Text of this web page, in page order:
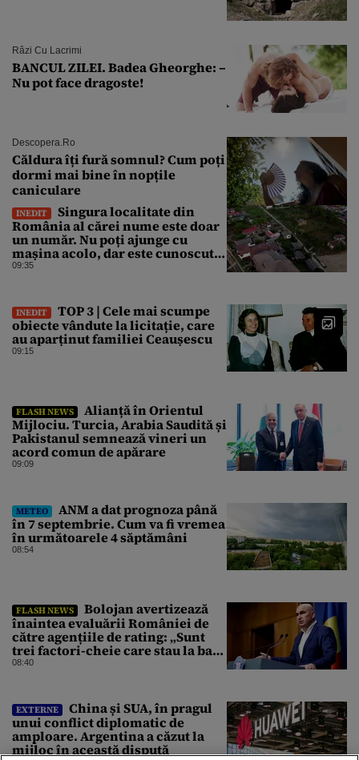
Râzi Cu Lacrimi
BANCUL ZILEI. Badea Gheorghe: –
Nu pot face dragoste!
Descopera.ro
Căldura îți fură somnul? Cum poți
dormi mai bine în nopțile
caniculare
INEDIT
Singura localitate din
România al cărei nume este doar
un număr. Nu poți ajunge cu
mașina acolo, dar este cunoscută
în lumea întreagă
09:35
INEDIT
TOP 3 | Cele mai scumpe
obiecte vândute la licitație, care
au aparținut familiei Ceaușescu
09:15
FLASH NEWS
Alianță în Orientul
Mijlociu. Turcia, Arabia Saudită și
Pakistanul semnează vineri un
acord comun de apărare
09:09
METEO
ANM a dat prognoza până
în 7 septembrie. Cum va fi vremea
în următoarele 4 săptămâni
08:54
FLASH NEWS
Bolojan avertizează
înaintea evaluării României de
către agențiile de rating: „Sunt
trei factori-cheie care stau la baza
acestor evaluări”
08:40
EXTERNE
China și SUA, în pragul
unui conflict diplomatic de
amploare. Argentina a căzut la
mijloc în această dispută